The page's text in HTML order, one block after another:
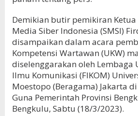
Demikian butir pemikiran
Media Siber Indonesia (SMSI)
disampaikan dalam acara
Kompetensi Wartawan (UKW)
diselenggarakan oleh Lembaga
Ilmu Komunikasi (FIKOM)
Moestopo (Beragama) Jakarta
Guna Pemerintah Provinsi
Bengkulu, Sabtu (18/3/2023).